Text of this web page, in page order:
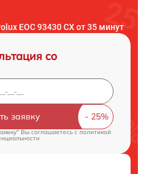
EOC 93430 CX от 35 минут
со
заявку
Вы соглашаетесь c политикой